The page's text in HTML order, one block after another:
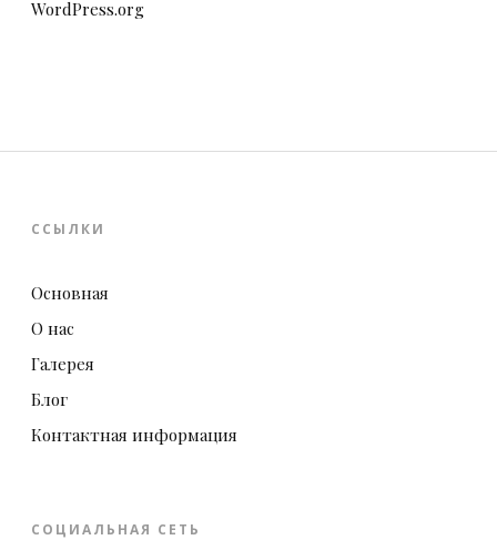
WordPress.org
ССЫЛКИ
Основная
О нас
Галерея
Блог
Контактная информация
СОЦИАЛЬНАЯ СЕТЬ